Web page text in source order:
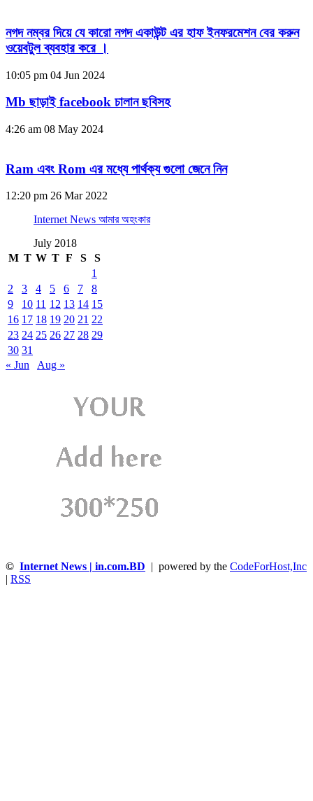
নগদ নম্বর দিয়ে যে কারো নগদ একাউন্ট এর হাফ ইনফরমেশন বের করুন
ওয়েবটুল ব্যবহার করে ।
10:05 pm 04 Jun 2024
Mb ছাড়াই facebook চালান ছবিসহ
4:26 am 08 May 2024
Ram এবং Rom এর মধ্যে পার্থক্য গুলো জেনে নিন
12:20 pm 26 Mar 2022
Internet News আমার অহংকার
July 2018
M T W T F S
S
1
2
3 4 5 6 7
8
9
10 11 12 13 14 15
16 17 18 19 20 21 22
23 24 25 26 27 28 29
30 31
« Jun
Aug »
© Internet News | in.com.BD | powered by the CodeForHost,Inc
RSS